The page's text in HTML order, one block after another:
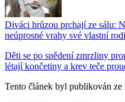
Diváci hrůzou prchají ze sálu:
neúprosné vrahy své vlastní
Děti se po snědení zmrzliny
létají končetiny a krev teče
Tento článek byl publikován ze